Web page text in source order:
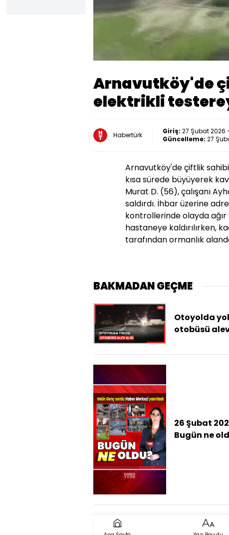
Arnavutköy'de
elektrikli
Habertürk Giriş: 27 Şubat 2026
Güncelleme: 27
Arnavutköy'de çiftlik sahibi
kısa sürede büyüyerek
Murat D. (56), çalışanı
saldırdı. İhbar üzerine
kontrollerinde olayda ağır
hastaneye kaldırılırken,
tarafından ormanlık
BAKMADAN GEÇME
Otoyolda
otobüsü
26 Şubat
Bugün ne